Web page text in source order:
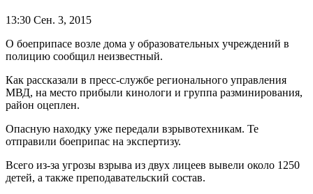
13:30 Сен. 3, 2015
О боеприпасе возле дома у образовательных учреждений в
полицию сообщил неизвестный.
Как рассказали в пресс-службе регионального управления
МВД, на место прибыли кинологи и группа разминирования,
район оцеплен.
Опасную находку уже передали взрывотехникам. Те
отправили боеприпас на экспертизу.
Всего из-за угрозы взрыва из двух лицеев вывели около 1250
детей, а также преподавательский состав.